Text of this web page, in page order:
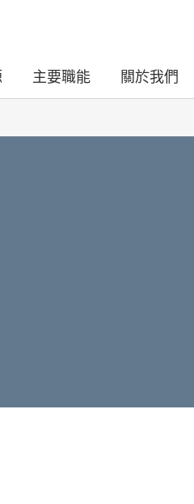
主要職能 關於我們